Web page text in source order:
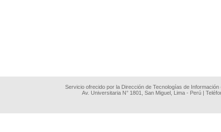
Servicio ofrecido por la Dirección de Tecnologías de
Av. Universitaria N° 1801, San Miguel, Lima - Perú |